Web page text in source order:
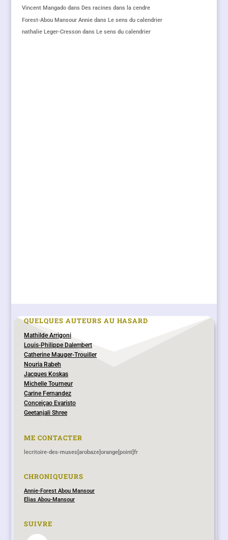
Vincent Mangadodans Des racines dans la cendre
Forest-Abou Mansour Anniedans Le sens du calendrier
nathalie Leger-Cressondans Le sens du calendrier
QUELQUES AUTEURS AU HASARD
Mathilde Arrigoni
Louis-Philippe Dalembert
Catherine Mauger-Trouiller
Nouria Rabeh
Jacques Koskas
Michelle Tourneur
Carine Fernandez
Conceiçao Evaristo
Geetanjali Shree
ME CONTACTER
lecritoire-des-muses[arobaze]orange[point]fr
CHRONIQUEURS
Annie-Forest Abou Mansour
Elias Abou-Mansour
SUIVRE